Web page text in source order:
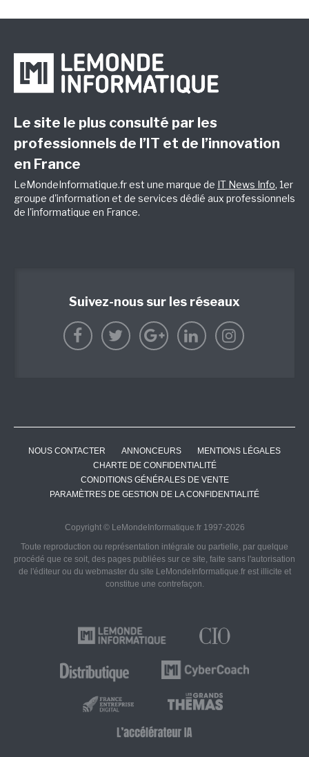
Le site le plus consulté par les
professionnels de l’IT et de l’innovation
en France
LeMondeInformatique.fr est une marque de IT News Info, 1er
groupe d'information et de services dédié aux professionnels
de l'informatique en France.
Suivez-nous sur les réseaux
NOUS CONTACTER ANNONCEURS
MENTIONS LÉGALES
CHARTE DE CONFIDENTIALITÉ
CONDITIONS GÉNÉRALES DE VENTE
PARAMÈTRES DE GESTION DE LA CONFIDENTIALITÉ
Copyright © LeMondeInformatique.fr 1997-2026
Toute reproduction ou représentation intégrale ou partielle, par quelque
procédé que ce soit, des pages publiées sur ce site, faite sans l'autorisation
de l'éditeur ou du webmaster du site LeMondeInformatique.fr est illicite et
constitue une contrefaçon.